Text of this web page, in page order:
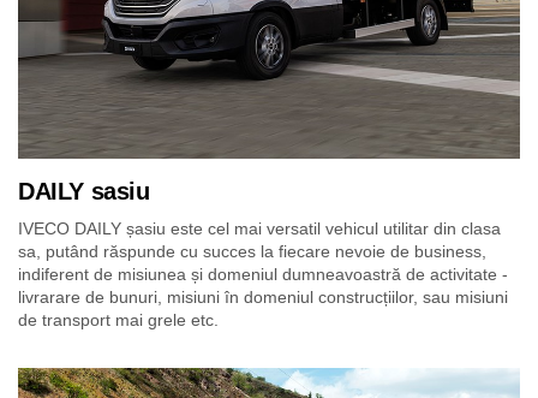
DAILY sasiu
IVECO DAILY șasiu este cel mai versatil vehicul utilitar din clasa
sa, putând răspunde cu succes la fiecare nevoie de business,
indiferent de misiunea și domeniul dumneavoastră de activitate -
livrarare de bunuri, misiuni în domeniul construcțiilor, sau misiuni
de transport mai grele etc.